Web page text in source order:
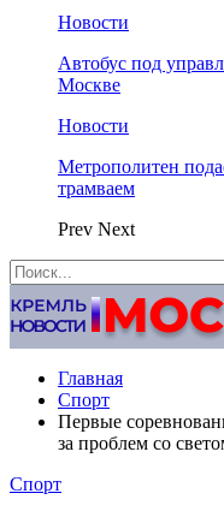
Новости
Автобус под
Москве
Новости
Метрополитен
трамваем
Prev Next
Главная
Спорт
Первые
за проблем со
Спорт